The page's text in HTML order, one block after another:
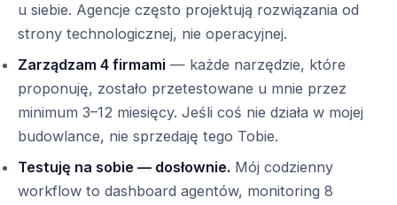
u siebie. Agencje często projektują rozwiązania od
strony technologicznej, nie operacyjnej.
Zarządzam 4 firmami — każde narzędzie, które
proponuję, zostało przetestowane u mnie przez
minimum 3–12 miesięcy. Jeśli coś nie działa w mojej
budowlance, nie sprzedaję tego Tobie.
Testuję na sobie — dosłownie. Mój codzienny
workflow to dashboard agentów, monitoring 8